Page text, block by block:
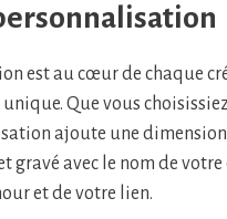
est au cœur de chaque
Que vous
ajoute une
gravé avec le nom de
et de votre lien.